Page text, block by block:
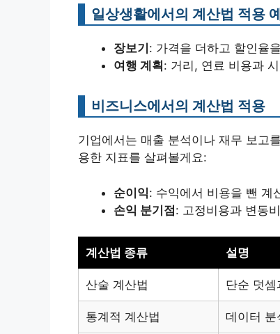
일상생활에서의 계산법 적용
장보기 : 가격을 더하고 할인율
여행 계획 : 거리, 연료 비용과
비즈니스에서의 계산법 적용
기업에서는 매출 분석이나 재무 보고
용한 지표를 살펴볼게요:
순이익: 수익에서 비용을 뺀 계
손익 분기점: 고정비용과 변동
계산법 종류 설명
산술 계산법 단순 덧셈
통계적 계산법 데이터 분